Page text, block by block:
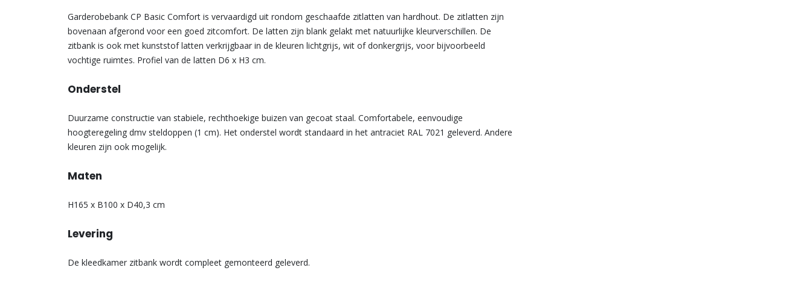
Garderobebank CP Basic Comfort is vervaardigd uit rondom geschaafde zitlatten van hardhout. De zitlatten zijn
bovenaan afgerond voor een goed zitcomfort. De latten zijn blank gelakt met natuurlijke kleurverschillen. De
zitbank is ook met kunststof latten verkrijgbaar in de kleuren lichtgrijs, wit of donkergrijs, voor bijvoorbeeld
vochtige ruimtes. Profiel van de latten D6 x H3 cm.
Onderstel
Duurzame constructie van stabiele, rechthoekige buizen van gecoat staal. Comfortabele, eenvoudige
hoogteregeling dmv steldoppen (1 cm). Het onderstel wordt standaard in het antraciet RAL 7021 geleverd. Andere
kleuren zijn ook mogelijk.
Maten
H165 x B100 x D40,3 cm
Levering
De kleedkamer zitbank wordt compleet gemonteerd geleverd.